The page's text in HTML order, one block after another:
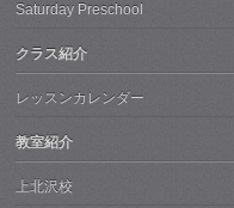
Saturday Preschool
クラス紹介
レッスンカレンダー
教室紹介
上北沢校